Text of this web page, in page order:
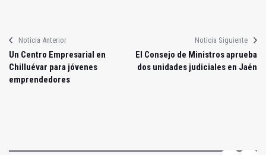
Noticia Anterior
Un Centro Empresarial en
Chilluévar para jóvenes
emprendedores
Noticia Siguiente
El Consejo de Ministros aprueba
dos unidades judiciales en Jaén